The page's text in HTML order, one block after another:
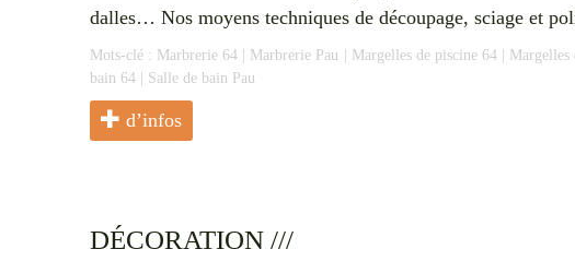
dalles… Nos moyens techniques de découpage, sciage et
Mots-clé : Marbrerie 64 | Marbrerie Pau | Margelles de piscine 64| Margelles
bain 64 | Salle de bain Pau
d’infos
DÉCORATION ///